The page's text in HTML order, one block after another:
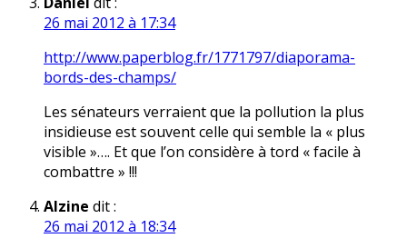
26 mai 2012 à 17:34
http://www.paperblog.fr/1771797/diaporama-
bords-des-champs/
Les sénateurs verraient que la pollution la plus
insidieuse est souvent celle qui semble la « plus
visible »…. Et que l’on considère à tord « facile à
combattre » !!!
Alzine dit :
26 mai 2012 à 18:34